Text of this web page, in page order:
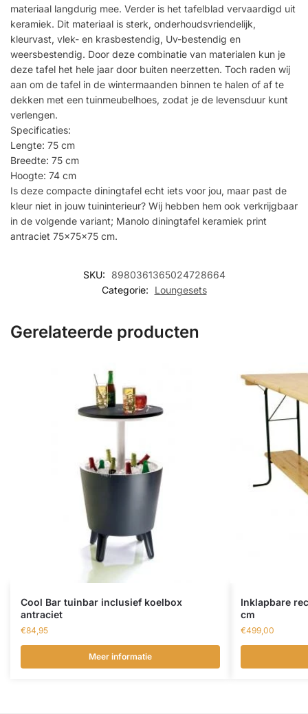
materiaal langdurig mee. Verder is het tafelblad vervaardigd uit
keramiek. Dit materiaal is sterk, onderhoudsvriendelijk,
kleurvast, vlek- en krasbestendig, Uv-bestendig en
weersbestendig. Door deze combinatie van materialen kun je
deze tafel het hele jaar door buiten neerzetten. Toch raden wij
aan om de tafel in de wintermaanden binnen te halen of af te
dekken met een tuinmeubelhoes, zodat je de levensduur kunt
verlengen.
Specificaties:
Lengte: 75 cm
Breedte: 75 cm
Hoogte: 74 cm
Is deze compacte diningtafel echt iets voor jou, maar past de
kleur niet in jouw tuininterieur? Wij hebben hem ook verkrijgbaar
in de volgende variant; Manolo diningtafel keramiek print
antraciet 75x75x75 cm.
SKU:
8980361365024728664
Categorie:
Loungesets
Gerelateerde producten
Cool Bar tuinbar inclusief koelbox
antraciet
€84,95
Meer informatie
Inklapbare
cm
€499,00